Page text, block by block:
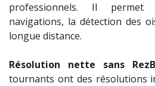
professionnels. Il
navigations, la détection des
longue distance.
Résolution nette sans
tournants ont des résolutions